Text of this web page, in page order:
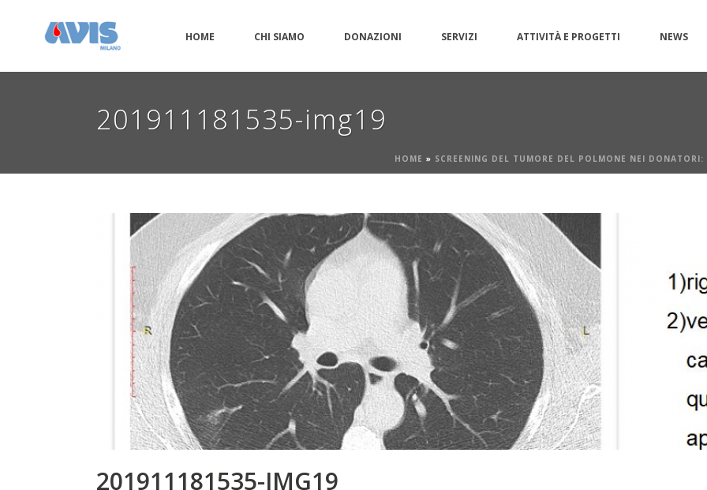
HOME CHI SIAMO DONAZIONI SERVIZI ATTIVITÀ E PROGETTI NEWS
201911181535-img19
HOME » SCREENING DEL TUMORE DEL POLMONE NEI
201911181535-IMG19